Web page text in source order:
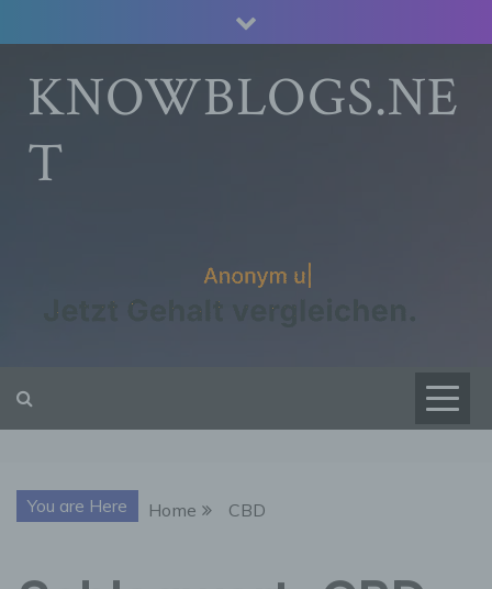
to
contentKNOWBLOGS.NE
T
You are Here Home CBD